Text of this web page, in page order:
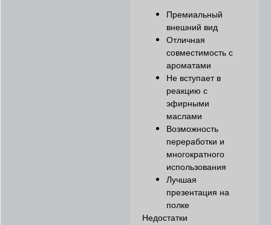
Премиальный
внешний вид
Отличная
совместимость с
ароматами
Не вступает в
реакцию с
эфирными
маслами
Возможность
переработки и
многократного
использования
Лучшая
презентация на
полке
Недостатки